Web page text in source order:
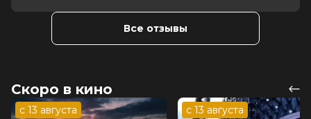
Меморандум
Все отзывы
Скоро в кино
с 13 августа с 13 августа